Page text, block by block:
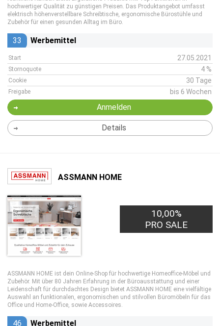
hochwertiger Qualität zu günstigen Preisen. Das Produktangebot umfasst
elektrisch höhenverstellbare Schreibtische, ergonomische Bürostühle und
Zubehör für einen gesunden Alltag im Büro.
33 Werbemittel
Start 27.05.2021
Stornoquote 4 %
Cookie 30 Tage
Freigabe bis 6 Wochen
Anmelden
Details
ASSMANN HOME
10,00%
PRO SALE
ASSMANN HOME ist dein Online-Shop für hochwertige Homeoffice-Möbel und
Zubehör. Mit über 80 Jahren Erfahrung in der Büroausstattung und einer
Leidenschaft für durchdachtes Design bietet ASSMANN HOME eine vielfältige
Auswahl an funktionalen, ergonomischen und stilvollen Büromöbeln für das
Office und Home-Office, sowie Accessoires.
46 Werbemittel